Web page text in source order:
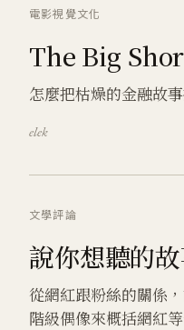
電影視覺文化
The Big
怎麼把枯燥的金融故
elek
文學評論
說你想聽的
從網紅跟粉絲的關係
階級偶像來概括網紅